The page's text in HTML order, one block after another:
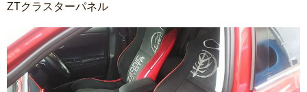
ZTクラスターパネル